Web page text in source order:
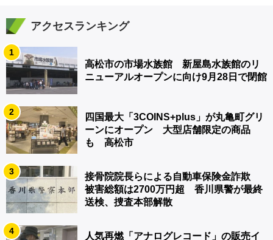
アクセスランキング
1
高松市の市場水族館 新屋島水族館のリ
ニューアルオープンに向け9月28日で閉館
2
四国最大「3COINS+plus」が丸亀町グリ
ーンにオープン 大型店舗限定の商品
も 高松市
3
接骨院院長らによる自動車保険金詐欺
被害総額は2700万円超 香川県警が最終
送検、捜査本部解散
4
人気再燃「アナログレコード」の販売イ